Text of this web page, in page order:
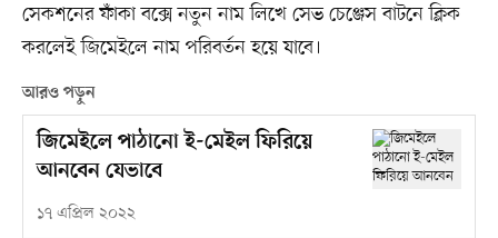
সেকশনের ফাঁকা বক্সে নতুন নাম লিখে সেভ চেঞ্জেস বাটনে ক্লিক
করলেই জিমেইলে নাম পরিবর্তন হয়ে যাবে।
আরও পড়ুন
জিমেইলে পাঠানো ই-মেইল ফিরিয়ে
আনবেন যেভাবে
১৭ এপ্রিল ২০২২